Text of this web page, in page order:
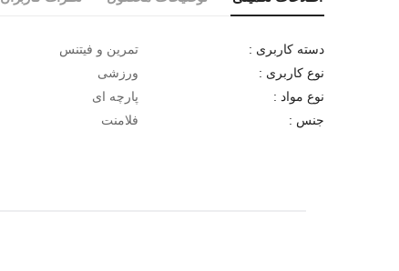
دسته کاربری : تمرین و فیتنس
نوع کاربری : ورزشی
نوع مواد : پارچه ای
جنس : فلامنت